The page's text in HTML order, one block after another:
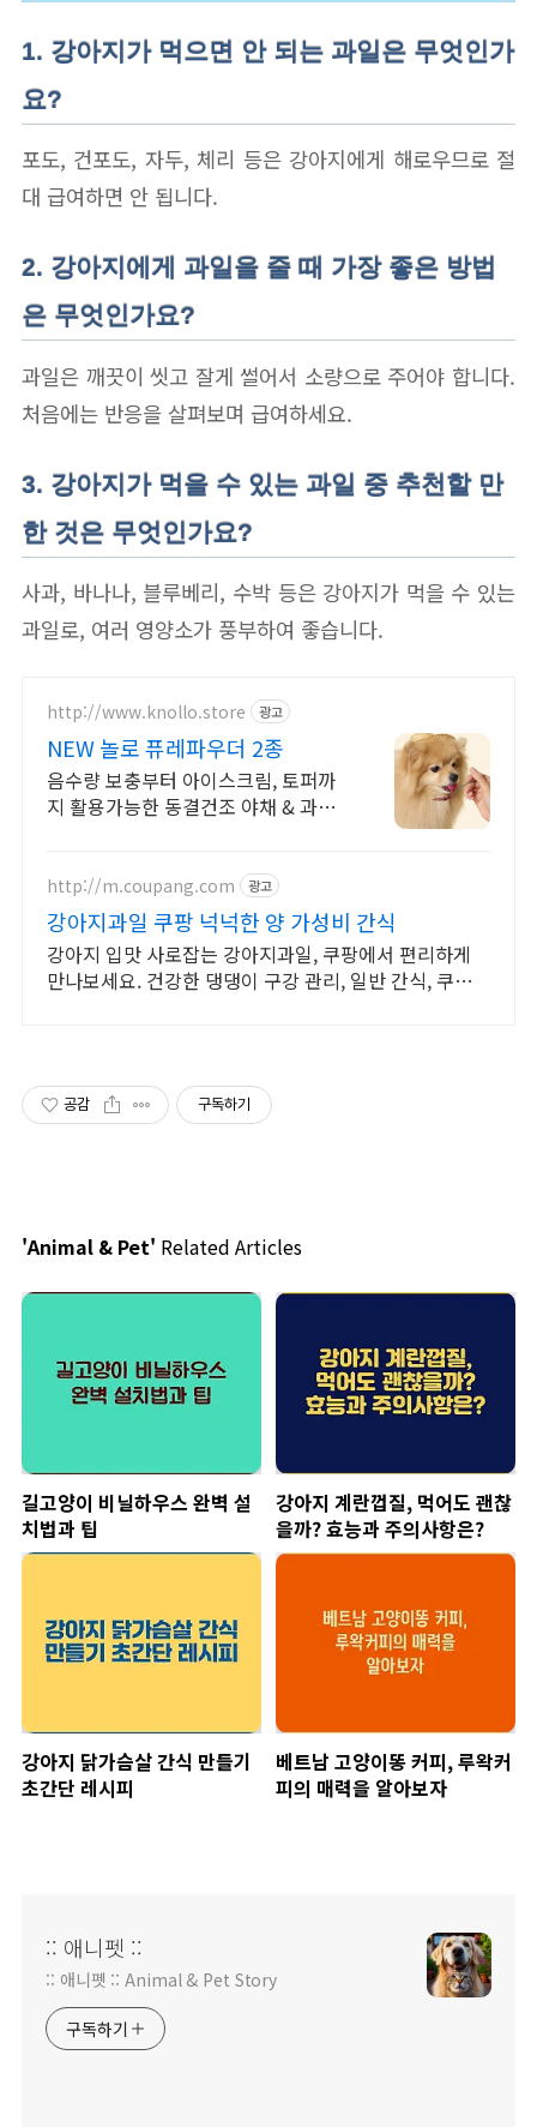
1. 강아지가 먹으면 안 되는 과일은 무엇인가
요?
포도, 건포도, 자두, 체리 등은 강아지에게 해로우므로 절
대 급여하면 안 됩니다.
2. 강아지에게 과일을 줄 때 가장 좋은 방법
은 무엇인가요?
과일은 깨끗이 씻고 잘게 썰어서 소량으로 주어야 합니다.
처음에는 반응을 살펴보며 급여하세요.
3. 강아지가 먹을 수 있는 과일 중 추천할 만
한 것은 무엇인가요?
사과, 바나나, 블루베리, 수박 등은 강아지가 먹을 수 있는
과일로, 여러 영양소가 풍부하여 좋습니다.
http://www.knollo.store 광고
NEW 놀로 퓨레파우더 2종
음수량 보충부터 아이스크림, 토퍼까
지 활용가능한 동결건조 야채 & 과일
http://m.coupang.com 광고
강아지과일 쿠팡 넉넉한 양 가성비 간식
강아지 입맛 사로잡는 강아지과일, 쿠팡에서 편리하게
만나보세요. 건강한 댕댕이 구강 관리, 일반 간식, 쿠팡에
공감 구독하기
'Animal & Pet' Related Articles
길고양이 비닐하우스 완벽 설
치법과 팁
강아지 계란껍질, 먹어도 괜찮
을까? 효능과 주의사항은?
강아지 닭가슴살 간식 만들기
초간단 레시피
베트남 고양이똥 커피, 루왁커
피의 매력을 알아보자
:: 애니펫 ::
:: 애니펫 :: Animal & Pet Story
구독하기